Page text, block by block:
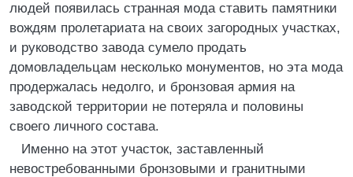
людей появилась странная мода ставить памятники
вождям пролетариата на своих загородных участках,
и руководство завода сумело продать
домовладельцам несколько монументов, но эта мода
продержалась недолго, и бронзовая армия на
заводской территории не потеряла и половины
своего личного состава.
Именно на этот участок, заставленный
невостребованными бронзовыми и гранитными